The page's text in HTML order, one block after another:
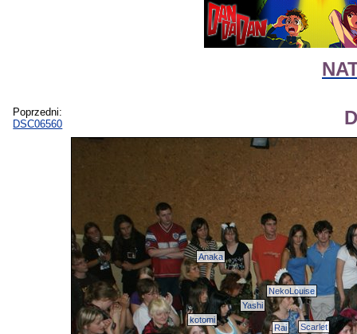
Poprzedni:
DSC06560
Anaka
kotomi
NekoLouise
Rai
Scarlet
Yashi